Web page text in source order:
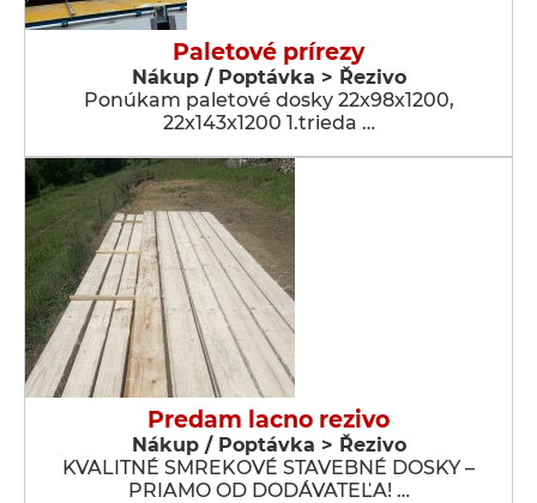
Paletové prírezy
Nákup / Poptávka > Řezivo
Ponúkam paletové dosky 22x98x1200,
22x143x1200 1.trieda …
Predam lacno rezivo
Nákup / Poptávka > Řezivo
KVALITNÉ SMREKOVÉ STAVEBNÉ DOSKY –
PRIAMO OD DODÁVATEĽA! …